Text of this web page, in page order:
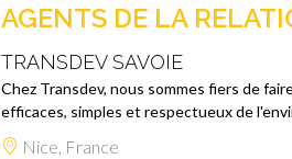
AGENTS DE LA
TRANSDEV SAVOIE
Chez Transdev, nous sommes fiers de
efficaces, simples et respectueux de
Nice, France